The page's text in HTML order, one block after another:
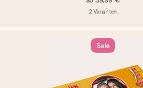
2 Varianten
Sale